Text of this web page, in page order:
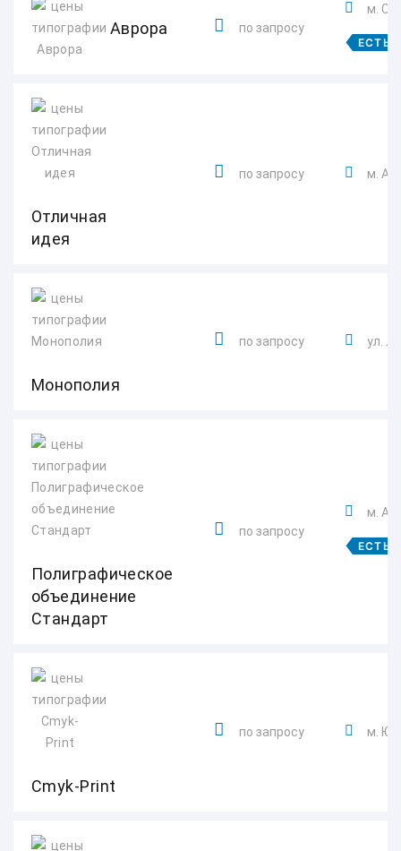
Аврора по запросу
м.
ЕСТЬ
Отличная
идея
по запросу м.
Монополия
по запросу ул.
Полиграфическое
объединение
Стандарт
по запросу
м.
ЕСТЬ
Cmyk-Print
по запросу м.